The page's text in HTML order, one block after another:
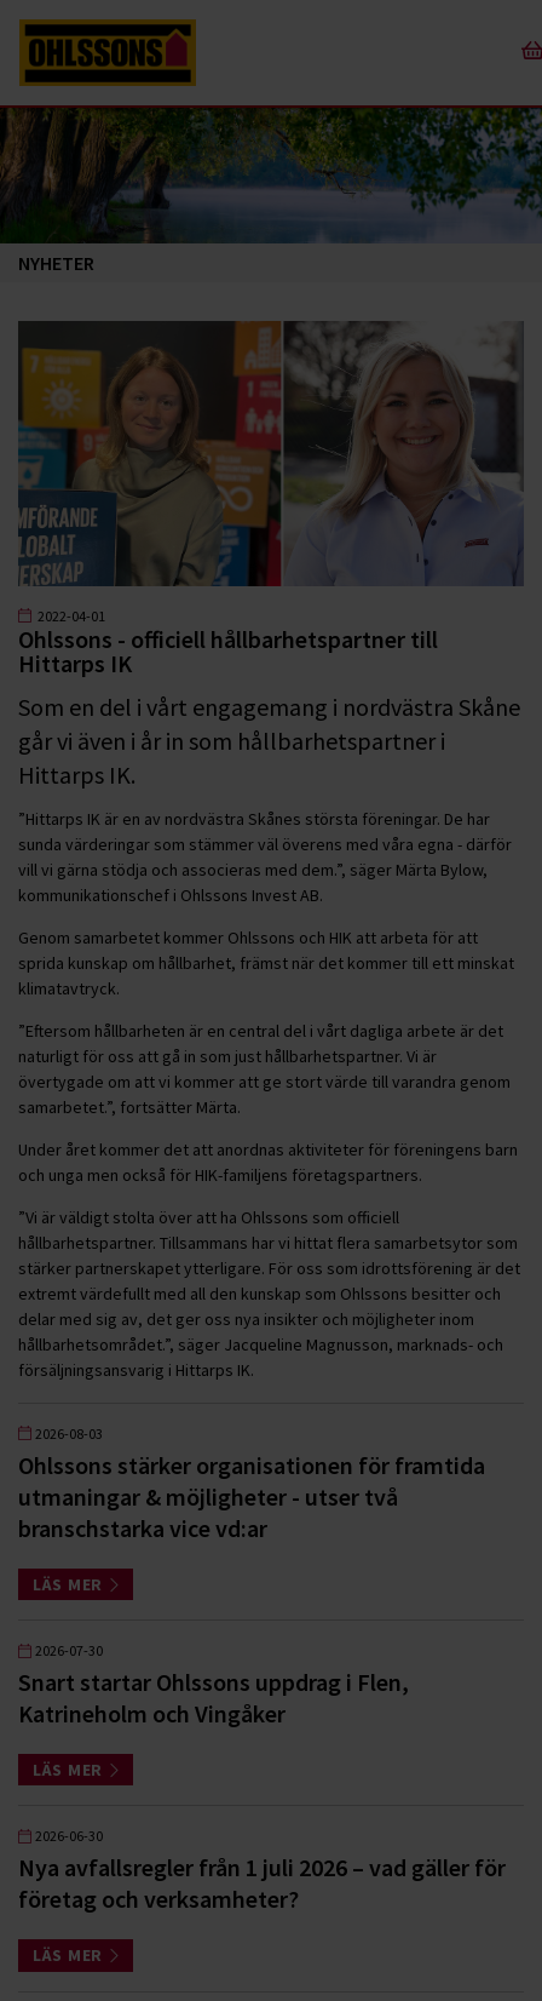
NYHETER
2022-04-01
Ohlssons - officiell hållbarhetspartner till
Hittarps IK
Som en del i vårt engagemang i nordvästra Skåne
går vi även i år in som hållbarhetspartner i
Hittarps IK.
”Hittarps IK är en av nordvästra Skånes största föreningar. De har
sunda värderingar som stämmer väl överens med våra egna - därför
vill vi gärna stödja och associeras med dem.”, säger Märta Bylow,
kommunikationschef i Ohlssons Invest AB.
Genom samarbetet kommer Ohlssons och HIK att arbeta för att
sprida kunskap om hållbarhet, främst när det kommer till ett minskat
klimatavtryck.
”Eftersom hållbarheten är en central del i vårt dagliga arbete är det
naturligt för oss att gå in som just hållbarhetspartner. Vi är
övertygade om att vi kommer att ge stort värde till varandra genom
samarbetet.”, fortsätter Märta.
Under året kommer det att anordnas aktiviteter för föreningens barn
och unga men också för HIK-familjens företagspartners.
”Vi är väldigt stolta över att ha Ohlssons som officiell
hållbarhetspartner. Tillsammans har vi hittat flera samarbetsytor som
stärker partnerskapet ytterligare. För oss som idrottsförening är det
extremt värdefullt med all den kunskap som Ohlssons besitter och
delar med sig av, det ger oss nya insikter och möjligheter inom
hållbarhetsområdet.”, säger Jacqueline Magnusson, marknads- och
försäljningsansvarig i Hittarps IK.
2026-08-03
Ohlssons stärker organisationen för framtida
utmaningar & möjligheter - utser två
branschstarka vice vd:ar
LÄS MER
2026-07-30
Snart startar Ohlssons uppdrag i Flen,
Katrineholm och Vingåker
LÄS MER
2026-06-30
Nya avfallsregler från 1 juli 2026 – vad gäller för
företag och verksamheter?
LÄS MER